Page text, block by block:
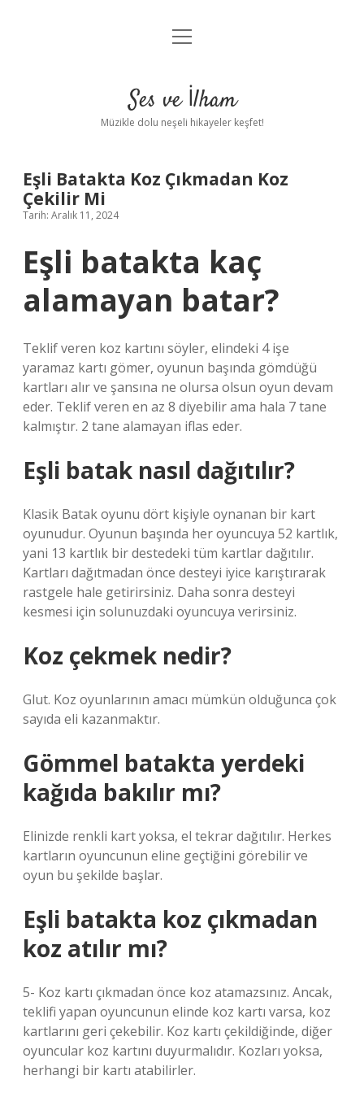
Anasayfa
Yasal Uyarı
menüyü
Ses ve İlham
Müzikle dolu neşeli hikayeler keşfet!
Eşli Batakta Koz Çıkmadan Koz
Çekilir Mi
Tarih: Aralık 11, 2024
Eşli batakta kaç
alamayan batar?
Teklif veren koz kartını söyler, elindeki 4 işe
yaramaz kartı gömer, oyunun başında gömdüğü
kartları alır ve şansına ne olursa olsun oyun devam
eder. Teklif veren en az 8 diyebilir ama hala 7 tane
kalmıştır. 2 tane alamayan iflas eder.
Eşli batak nasıl dağıtılır?
Klasik Batak oyunu dört kişiyle oynanan bir kart
oyunudur. Oyunun başında her oyuncuya 52 kartlık,
yani 13 kartlık bir destedeki tüm kartlar dağıtılır.
Kartları dağıtmadan önce desteyi iyice karıştırarak
rastgele hale getirirsiniz. Daha sonra desteyi
kesmesi için solunuzdaki oyuncuya verirsiniz.
Koz çekmek nedir?
Glut. Koz oyunlarının amacı mümkün olduğunca çok
sayıda eli kazanmaktır.
Gömmel batakta yerdeki
kağıda bakılır mı?
Elinizde renkli kart yoksa, el tekrar dağıtılır. Herkes
kartların oyuncunun eline geçtiğini görebilir ve
oyun bu şekilde başlar.
Eşli batakta koz çıkmadan
koz atılır mı?
5- Koz kartı çıkmadan önce koz atamazsınız. Ancak,
teklifi yapan oyuncunun elinde koz kartı varsa, koz
kartlarını geri çekebilir. Koz kartı çekildiğinde, diğer
oyuncular koz kartını duyurmalıdır. Kozları yoksa,
herhangi bir kartı atabilirler.